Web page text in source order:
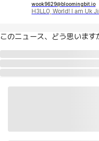
wook9629@bloomingbit.io
H3LLO, World! I am Uk
このニュース、どう思います